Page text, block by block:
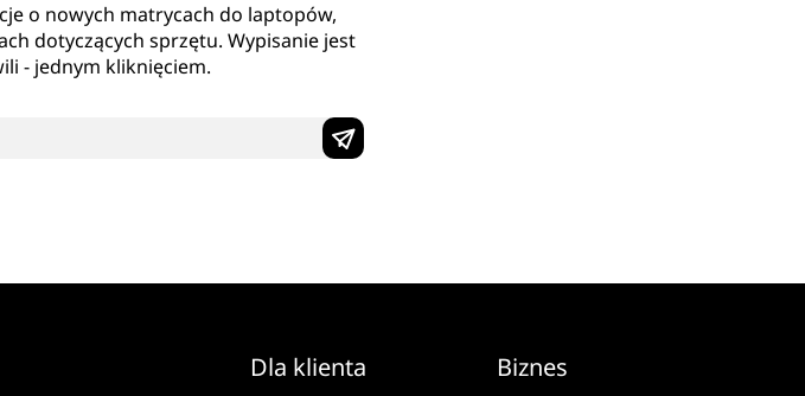
o nowych matrycach do laptopów,
dotyczących sprzętu. Wypisanie jest
- jednym kliknięciem.
Dla klienta Biznes